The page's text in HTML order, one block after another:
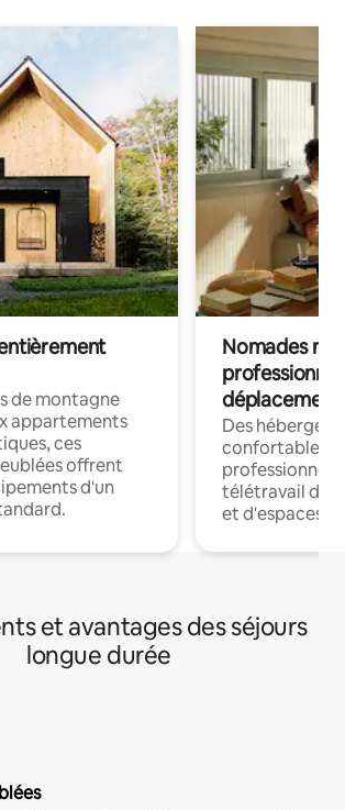
de montagne
appartements
ces
offrent
d'un
Nomades
déplacement
Des
confortables
professionnels
télétravail
et d'espaces
et avantages des séjours
longue durée